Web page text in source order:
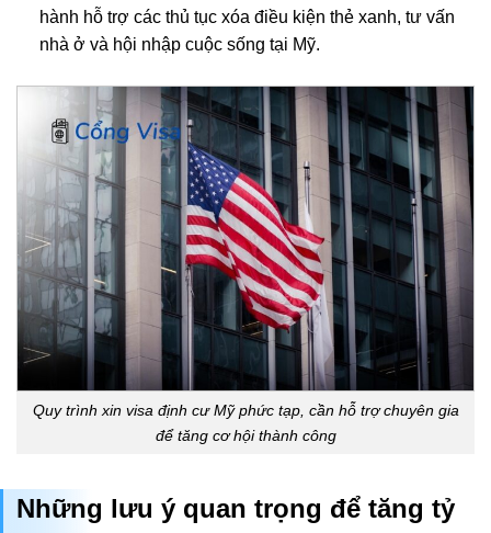
hành hỗ trợ các thủ tục xóa điều kiện thẻ xanh, tư vấn
nhà ở và hội nhập cuộc sống tại Mỹ.
Quy trình xin visa định cư Mỹ phức tạp, cần hỗ trợ chuyên gia
để tăng cơ hội thành công
Những lưu ý quan trọng để tăng tỷ